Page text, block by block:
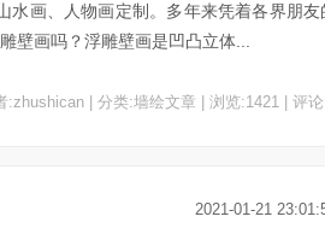
水画、人物画定制。多年来凭着各界朋友
壁画吗？浮雕壁画是凹凸立体...
:zhushican | 分类:墙绘文章 | 浏览:1421 | 评
2021-01-21